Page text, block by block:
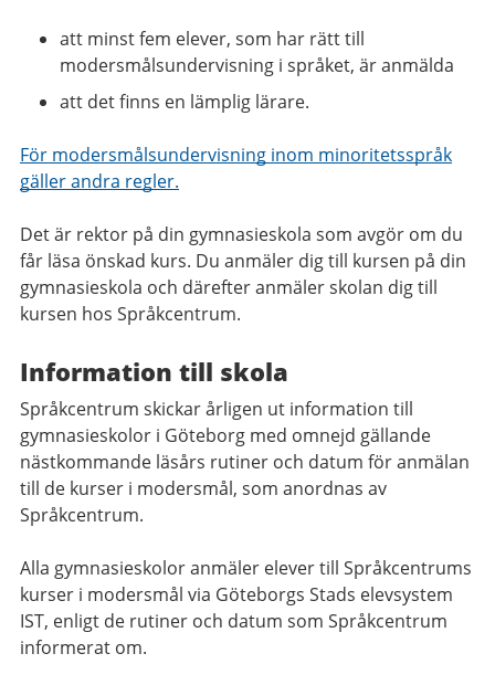
att minst fem elever, som har rätt till
modersmålsundervisning i språket, är anmälda
att det finns en lämplig lärare.
För modersmålsundervisning inom minoritetsspråk
gäller andra regler.
Det är rektor på din gymnasieskola som avgör om du
får läsa önskad kurs. Du anmäler dig till kursen på din
gymnasieskola och därefter anmäler skolan dig till
kursen hos Språkcentrum.
Information till skola
Språkcentrum skickar årligen ut information till
gymnasieskolor i Göteborg med omnejd gällande
nästkommande läsårs rutiner och datum för anmälan
till de kurser i modersmål, som anordnas av
Språkcentrum.
Alla gymnasieskolor anmäler elever till Språkcentrums
kurser i modersmål via Göteborgs Stads elevsystem
IST, enligt de rutiner och datum som Språkcentrum
informerat om.